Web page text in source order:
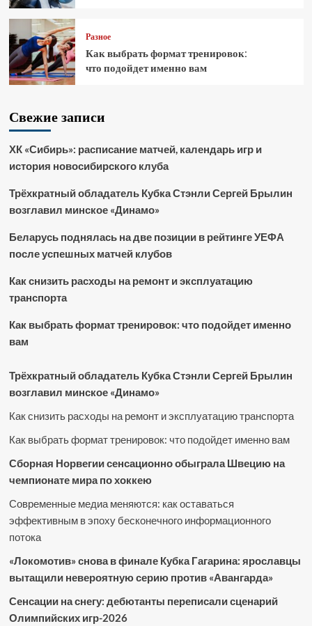
Разное
Как выбрать формат тренировок:
что подойдет именно вам
Свежие записи
ХК «Сибирь»: расписание матчей, календарь игр и
история новосибирского клуба
Трёхкратный обладатель Кубка Стэнли Сергей Брылин
возглавил минское «Динамо»
Беларусь поднялась на две позиции в рейтинге УЕФА
после успешных матчей клубов
Как снизить расходы на ремонт и эксплуатацию
транспорта
Как выбрать формат тренировок: что подойдет именно
вам
Трёхкратный обладатель Кубка Стэнли Сергей Брылин
возглавил минское «Динамо»
Как снизить расходы на ремонт и эксплуатацию транспорта
Как выбрать формат тренировок: что подойдет именно вам
Сборная Норвегии сенсационно обыграла Швецию на
чемпионате мира по хоккею
Современные медиа меняются: как оставаться
эффективным в эпоху бесконечного информационного
потока
«Локомотив» снова в финале Кубка Гагарина: ярославцы
вытащили невероятную серию против «Авангарда»
Сенсации на снегу: дебютанты переписали сценарий
Олимпийских игр-2026